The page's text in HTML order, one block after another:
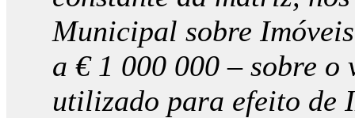
Municipal sobre
a € 1 000 000 – sobre
utilizado para efeito de